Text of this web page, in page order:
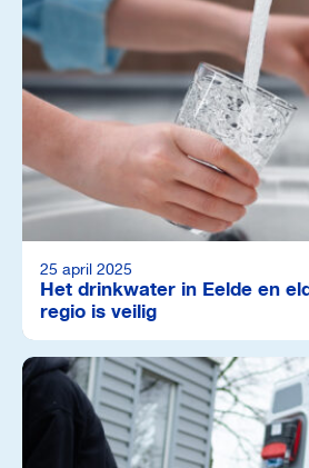
25 april 2025
Het drinkwater in Eelde en
regio is veilig